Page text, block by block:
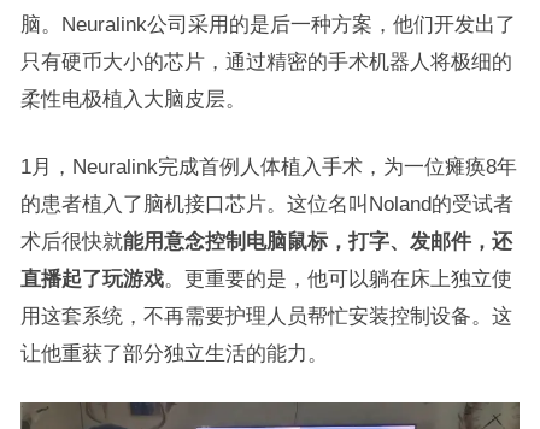
脑。Neuralink公司采用的是后一种方案，他们开发出了
只有硬币大小的芯片，通过精密的手术机器人将极细的
柔性电极植入大脑皮层。
1月，Neuralink完成首例人体植入手术，为一位瘫痪8年
的患者植入了脑机接口芯片。这位名叫Noland的受试者
术后很快就能用意念控制电脑鼠标，打字、发邮件，还
直播起了玩游戏。更重要的是，他可以躺在床上独立使
用这套系统，不再需要护理人员帮忙安装控制设备。这
让他重获了部分独立生活的能力。